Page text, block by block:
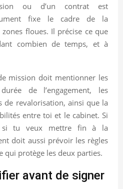
ou d’un contrat est
fixe le cadre de la
floues. Il précise ce que
combien de temps, et à
mission doit mentionner les
de l’engagement, les
de revalorisation, ainsi que la
entre toi et le cabinet. Si
si tu veux mettre fin à la
doit aussi prévoir les règles
qui protège les deux parties.
avant de signer